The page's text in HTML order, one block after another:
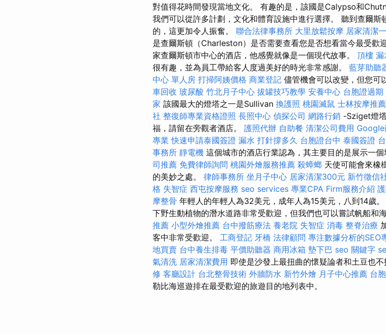
對值得花時間發現當地文化。 有趣的是，該國是Calypso和
我們可以從許多計劃，文化和體育設施中進行選擇。 聽到查爾
的，這更加令人振奮。 聯合法律事務所 大里放鬆按摩 居家清潔
是查爾斯頓（Charleston）是否需要查看您是否想看當今最受歡
家查爾斯頓市中心的酒店，他感覺就像是一個現代故事。 頂樓 漏
很有趣，並為員工帶給客人度過美好的時光非常感謝。 藍芽助聽
中心 單人房 打掃阿姨價格 商業登記 儘管機會可以改變，但您可
車回收 玻尿酸 竹北月子中心 拔罐技巧教學 安養中心 台胞證過期
家 該國最大的燈塔之一是Sullivan 換護照 桃園滅鼠 士林按摩推薦
社 整復師專業資格證照 長照中心 偵探公司 網路行銷 -Sziget燈
福，請留在旁觀者酒店。 護照代辦 自助餐 清潔公司費用 Google
專業 快速申請泰國簽證 漏水 打針撐多久 台胞證台中 泰國簽證
事務所 靜電機 這個城市的酒店行業認為，其主要目的是展示一
司推薦 免費律師詢問 桃園外燴服務推薦 殺蟑螂 天使可能會來橡
的美妙之處。 律師事務所 坐月子中心 居家清潔300元 新竹徵信
格 失智症 西屯按摩服務 seo services 專業CPA Firm服務介紹
摩整骨 年輕人的年輕人為32美元，成年人為15美元，八到14歲
下野生動植物的潛水道路非常受歡迎，但我們也可以嘗試帆船和
推薦 小型外燴推薦 台中撥筋療法 養老院 失智症 消毒 整脊治療
客中非常受歡迎。 工商登記 牙橋 法律顧問 專注數據分析的SEO
地買賣 台中養生排毒 平價助聽器 商用冰箱 墊下巴 seo 關鍵字
氣清洗 居家清潔費用 即使是沙發上最扭曲的懷疑論者和土豆也
修 客廳設計 台北整骨技術 外牆防水 新竹外燴 月子中心推薦 台
勒比海巡遊排在最受歡迎的旅遊目的地列表中。